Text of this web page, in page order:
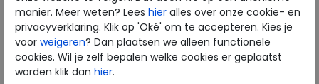
Wolky
Herenschoenen
Australian
Birkenstock
Clarks
manier. Meer weten? Lees hier alles over onze cookie- en
privacyverklaring. Klik op 'Oké' om te accepteren. Kies je
voor weigeren? Dan plaatsen we alleen functionele
cookies. Wil je zelf bepalen welke cookies er geplaatst
worden klik dan hier.